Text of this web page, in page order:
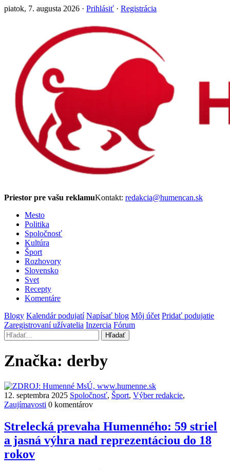
piatok, 7. augusta 2026 · Prihlásiť · Registrácia
Priestor pre vašu reklamuKontakt: redakcia@humencan.sk
Mesto
Politika
Spoločnosť
Kultúra
Šport
Rozhovory
Slovensko
Svet
Recepty
Komentáre
Blogy Kalendár podujatí Napísať blog Môj účet Pridať podujatie
Zaregistrovaní užívatelia Inzercia Fórum
Hľadať
Značka: derby
12. septembra 2025 Spoločnosť, Šport, Výber redakcie,
Zaujímavosti 0 komentárov
Strelecká prevaha Humenného: 59 striel
a jasná výhra nad reprezentáciou do 18
rokov